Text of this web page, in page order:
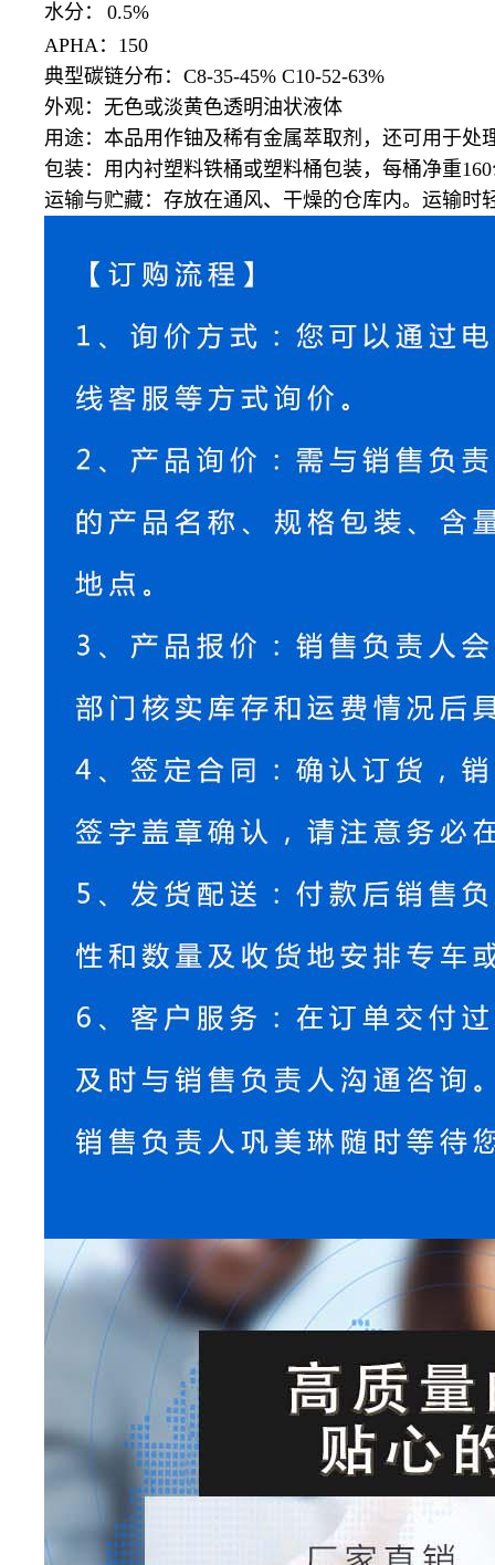
水分：
0.5%
APHA：150
典型碳链分布： C8-35-45% C10-52-63%
外观：无色或淡黄色透明油状液体
用途：本品用作铀及稀有金属萃取剂，还可用于
包装：用内衬塑料铁桶或塑料桶包装，每桶净重
运输与贮藏：存放在通风、干燥的仓库内。运输时